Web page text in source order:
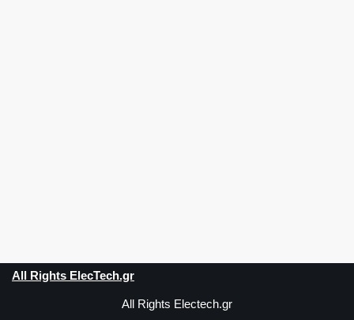
All Rights ElecTech.gr
All Rights Electech.gr